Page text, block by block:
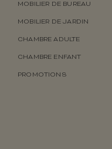
MOBILIER DE BUREAU
MOBILIER DE JARDIN
CHAMBRE ADULTE
CHAMBRE ENFANT
PROMOTIONS